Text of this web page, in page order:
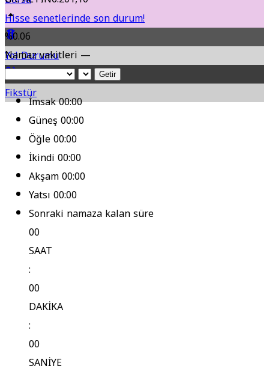
Hisse senetlerinde son durum!
Yol Durumu
Fikstür
%0.06
Namaz vakitleri —
Getir
İmsak00:00
Güneş00:00
Öğle00:00
İkindi00:00
Akşam00:00
Yatsı00:00
Sonraki namaza kalan süre
00
SAAT
:
00
DAKİKA
:
00
SANİYE